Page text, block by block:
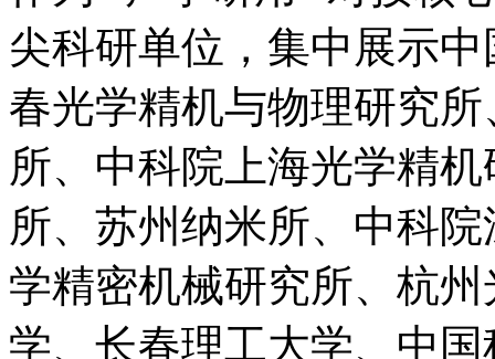
尖科研单位，集中展示
春光学精机与物理研究
所、中科院上海光学精
所、苏州纳米所、中科
学精密机械研究所、杭
学、长春理工大学、中